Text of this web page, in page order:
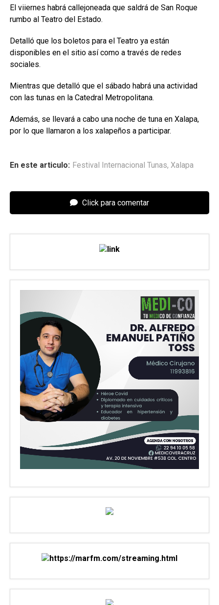
El viiernes habrá callejoneada que saldrá de San Roque
rumbo al Teatro del Estado.
Detalló que los boletos para el Teatro ya están
disponibles en el sitio así como a través de redes
sociales.
Mientras que detalló que el sábado habrá una actividad
con las tunas en la Catedral Metropolitana.
Además, se llevará a cabo una noche de tuna en Xalapa,
por lo que llamaron a los xalapeños a participar.
En este articulo: Festival Internacional Tunas, Xalapa
Click para comentar